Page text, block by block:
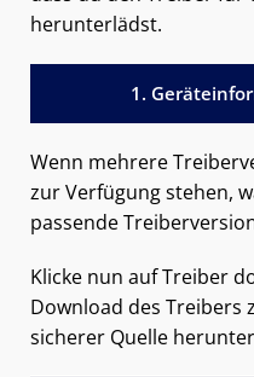
herunterlädst.
1.
Wenn mehrere
zur Verfügung stehen,
passende
Klicke nun auf Treiber
Download des Treibers
sicherer Quelle